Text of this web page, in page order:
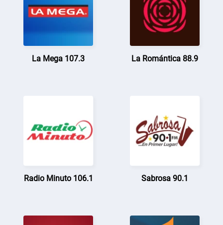
La Mega 107.3 La Romántica 88.9
Radio Minuto 106.1 Sabrosa 90.1